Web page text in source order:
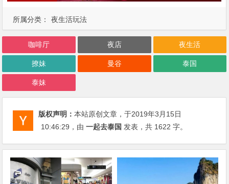
所属分类： 夜生活玩法
咖啡厅 夜店 夜生活
撩妹 曼谷 泰国
泰妹
版权声明：本站原创文章，于2019年3月15日
10:46:29 ，由一起去泰国 发表，共 1622 字。